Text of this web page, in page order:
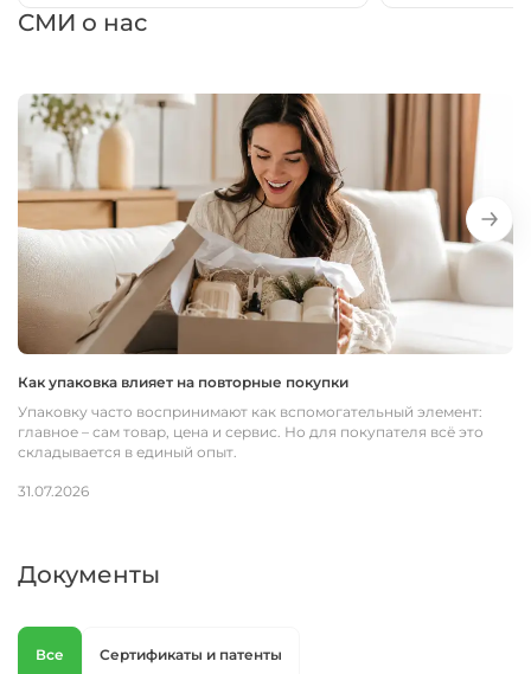
СМИ о нас
Как упаковка влияет на повторные покупки
Упаковку часто воспринимают как вспомогательный элемент:
главное – сам товар, цена и сервис. Но для покупателя всё это
складывается в единый опыт.
31.07.2026
Документы
Все Сертификаты и патенты